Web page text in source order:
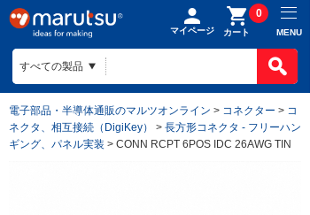
マイページ カート
0
MENU
電子部品・半導体通販のマルツオンライン > コネクター > コ
ネクタ、相互接続（DigiKey）
> 長方形コネクタ - フリーハン
ギング、パネル実装 > CONN RCPT 6POS IDC 26AWG TIN